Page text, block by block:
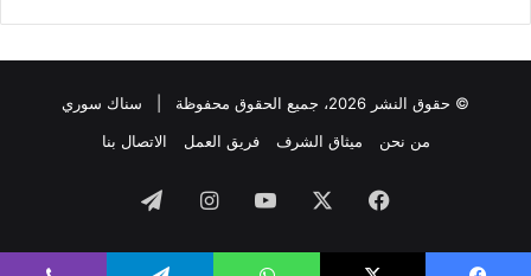
© حقوق النشر 2026، جميع الحقوق محفوظة | سناك سوري
من نحن
ميثاق الشرف فريق العمل الاتصال بنا
فيسبوك ‫YouTubeانستقرام